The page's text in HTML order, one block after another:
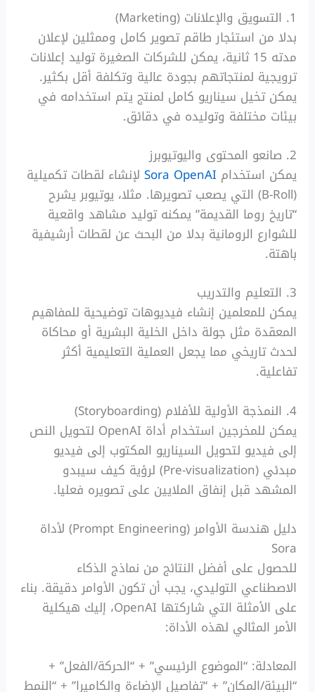
1. التسويق والإعلانات (Marketing)
بدلا من استئجار طاقم تصوير كامل وممثلين لإعلان
مدته 15 ثانية، يمكن للشركات الصغيرة توليد إعلانات
ترويجية لمنتجاتهم بجودة عالية وتكلفة أقل بكثير.
يمكن تخيل سيناريو كامل لمنتج يتم استخدامه في
بيئات مختلفة وتوليده في دقائق.
2. صانعو المحتوى واليوتيوبرز
يمكن استخدام Sora OpenAI لإنشاء لقطات تكميلية
(B-Roll) التي يصعب تصويرها. مثلا، يوتيوبر يشرح
“تاريخ روما القديمة” يمكنه توليد مشاهد واقعية
للشوارع الرومانية بدلا من البحث عن لقطات أرشيفية
باهتة.
3. التعليم والتدريب
يمكن للمعلمين إنشاء فيديوهات توضيحية للمفاهيم
المعقدة مثل جولة داخل الخلية البشرية أو محاكاة
لحدث تاريخي مما يجعل العملية التعليمية أكثر
تفاعلية.
4. النمذجة الأولية للأفلام (Storyboarding)
يمكن للمخرجين استخدام أداة OpenAI لتحويل النص
إلى فيديو لتحويل السيناريو المكتوب إلى فيديو
مبدئي (Pre-visualization) لرؤية كيف سيبدو
المشهد قبل إنفاق الملايين على تصويره فعليا.
دليل هندسة الأوامر (Prompt Engineering) لأداة
Sora
للحصول على أفضل النتائج من نماذج الذكاء
الاصطناعي التوليدي، يجب أن تكون الأوامر دقيقة. بناء
على الأمثلة التي شاركتها OpenAI، إليك هيكلية
الأمر المثالي لهذه الأداة:
المعادلة: “الموضوع الرئيسي” + “الحركة/الفعل” +
“البيئة/المكان” + “تفاصيل الإضاءة والكاميرا” + “النمط